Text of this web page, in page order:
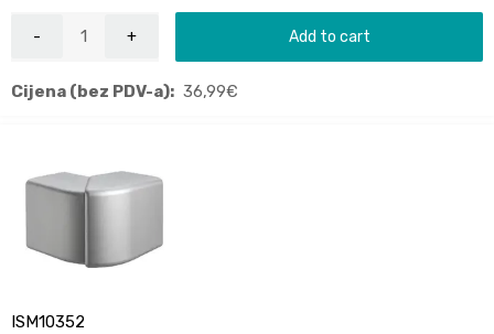
Add to cart
Cijena (bez PDV-a): 36,99€
ISM10352